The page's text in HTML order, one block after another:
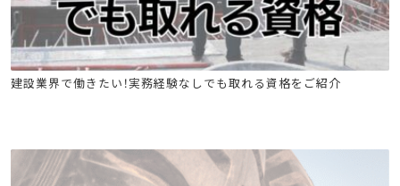
建築施工管理技士 土木施工管理技士 電気工事施工管理技士
クレーン
建設業界で働きたい！実務経験なしでも取れる資格をご紹介